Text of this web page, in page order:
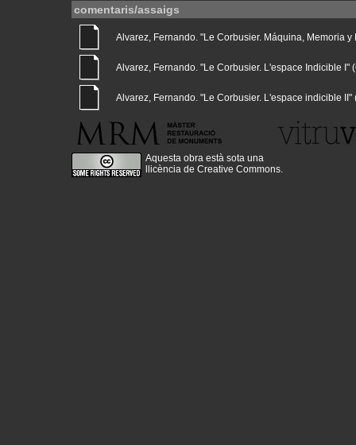
comentaris/assaigs
Alvarez, Fernando. "Le Corbusier. Máquina, Memoria
Alvarez, Fernando. "Le Corbusier. L'espace Indicible
Alvarez, Fernando. "Le Corbusier. L'espace indicible
Aquesta obra està sota una
llicència de Creative Commons.